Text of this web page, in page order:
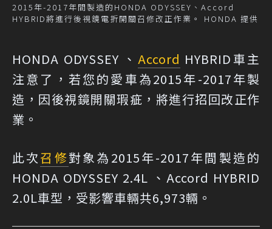
2015年-2017年間製造的HONDA ODYSSEY、Accord
HYBRID將進行後視鏡電折開關召修改正作業。 HONDA 提供
HONDA ODYSSEY 、 Accord HYBRID車主
注意了，若您的愛車為2015年-2017年製
造，因後視鏡開關瑕疵，將進行招回改正作
業。
此次召修對象為2015年-2017年間製造的
HONDA ODYSSEY 2.4L 、Accord HYBRID
2.0L車型，受影響車輛共6,973輛。